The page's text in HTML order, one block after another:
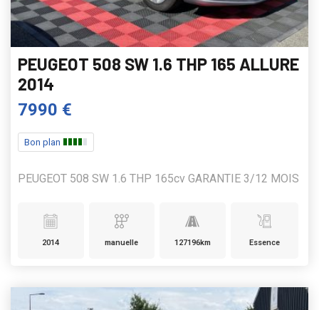
PEUGEOT 508 SW 1.6 THP 165 ALLURE
2014
7990 €
Bon plan
PEUGEOT 508 SW 1.6 THP 165cv GARANTIE 3/12 MOIS
2014 manuelle 127196km Essence